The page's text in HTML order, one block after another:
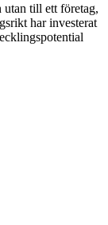
utan till ett företag,
har investerat